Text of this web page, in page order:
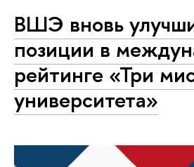
ВШЭ вновь
позиции в
рейтинге «Три
университета»